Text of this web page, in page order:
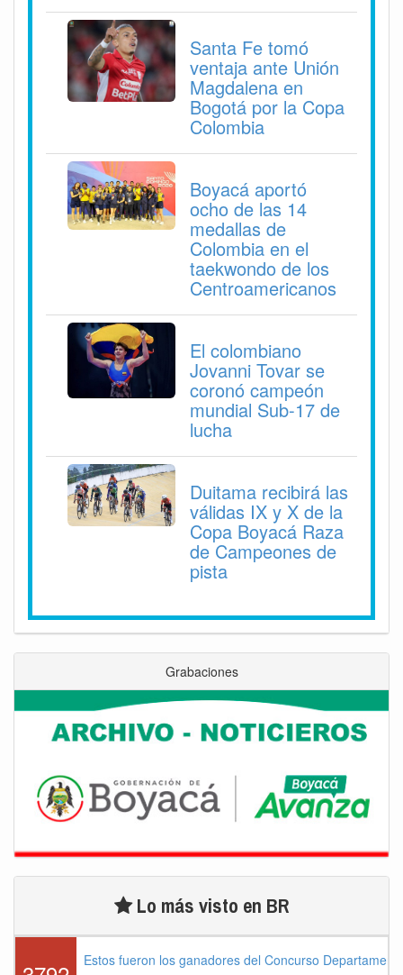
Santa Fe tomó
ventaja ante Unión
Magdalena en
Bogotá por la Copa
Colombia
Boyacá aportó
ocho de las 14
medallas de
Colombia en el
taekwondo de los
Centroamericanos
El colombiano
Jovanni Tovar se
coronó campeón
mundial Sub-17 de
lucha
Duitama recibirá las
válidas IX y X de la
Copa Boyacá Raza
de Campeones de
pista
Grabaciones
Lo más visto en BR
Estos fueron los ganadores del Concurso